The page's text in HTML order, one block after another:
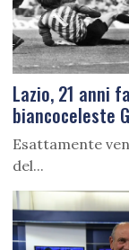
Lazio, 21 anni
biancoceleste
Esattamente
del...